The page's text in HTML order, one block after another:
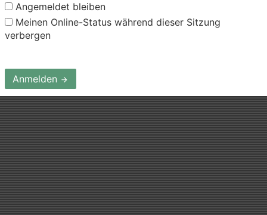
Angemeldet bleiben
Meinen Online-Status während dieser Sitzung
verbergen
Anmelden